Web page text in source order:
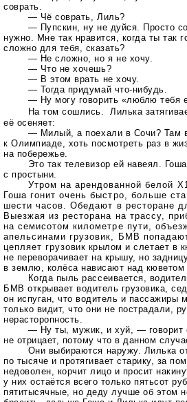
соврать.
— Чё соврать, Лиль?
— Пупскин, ну не дуйся. Просто
нужно. Мне так нравится, когда ты так
сложно для тебя, сказать?
— Не сложно, но я не хочу.
— Что не хочешь?
— В этом врать не хочу.
— Тогда придумай что-нибудь
— Ну могу говорить «люблю тебя
На том сошлись. Лилька
её осеняет:
— Милый, а поехали в Сочи? Там
к Олимпиаде, хоть посмотреть раз в
на побережье.
Это так телевизор ей навеял.
с простыни.
Утром на арендованной белой
Гоша гонит очень быстро, больше
шести часов. Обедают в ресторане
Выезжая из ресторана на трассу,
на семисотом километре пути,
апельсинами грузовик, БМВ
цепляет грузовик крылом и слетает в
не переворачивает на крышу, но
в землю, колёса нависают над
Когда пыль рассеивается,
БМВ открывает водитель грузовика,
он испуган, что водитель и пассажиры
только видит, что они не пострадали,
нерасторопность.
— Ну ты, мужик, и хуй, — говорит
не отрицает, потому что в данном
Они выбираются наружу. Лилька
по тысяче и протягивает старику, за
недоволен, корчит лицо и просит
у них остаётся всего только пятьсот
пятитысячные, но деду лучше об этом